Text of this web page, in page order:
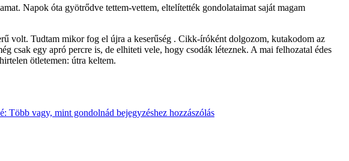
Napok óta gyötrődve tettem-vettem, eltelítették gondolataimat saját magam
volt. Tudtam mikor fog el újra a keserűség . Cikk-íróként dolgozom, kutakodom az
csak egy apró percre is, de elhiteti vele, hogy csodák léteznek. A mai felhozatal édes
ötletemen: útra keltem.
Több vagy, mint gondolnád bejegyzéshez hozzászólás